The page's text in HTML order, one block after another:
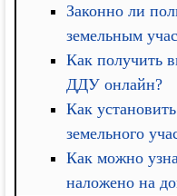
Законно ли
земельным
Как получить
ДДУ онлайн?
Как
земельного
Как можно
наложено на